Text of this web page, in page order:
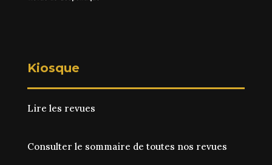
Kiosque
Lire les revues
Consulter le sommaire de toutes nos revues